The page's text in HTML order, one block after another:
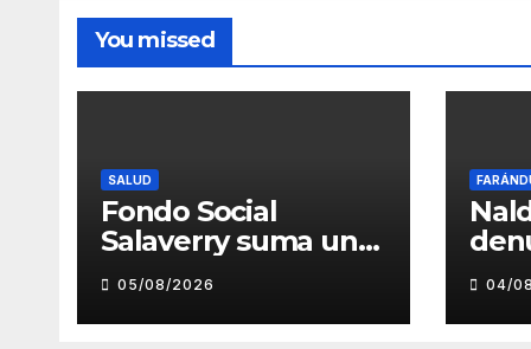
You missed
SALUD
Fondo Social
Salaverry suma un
nuevo esfuerzo
para fortalecer la
atención en el
05/08/2026 04/